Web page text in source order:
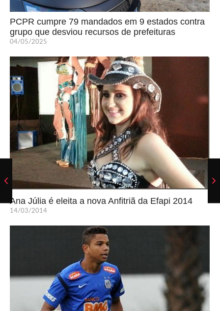
PCPR cumpre 79 mandados em 9 estados contra
grupo que desviou recursos de prefeituras
04/05/2025
Ana Júlia é eleita a nova Anfitriã da Efapi 2014
14/03/2014